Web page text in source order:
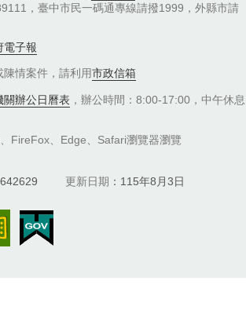
，臺中市民一碼通專線請撥1999，外縣市請
電子報
情案件，請利用市政信箱
關辦公日曆表 ，辦公時間：8:00-17:00，中午休息
FireFox、Edge、Safari瀏覽器瀏覽
更新日期 115年8月3日